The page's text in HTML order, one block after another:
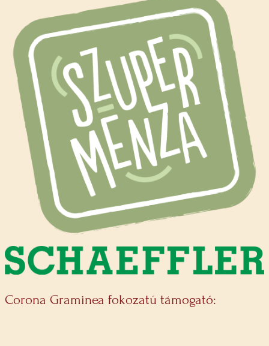
Corona Graminea fokozatú támogató: